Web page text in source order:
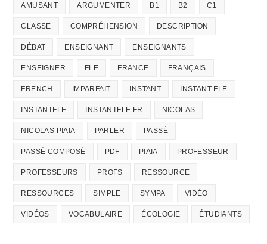
AMUSANT ARGUMENTER B1 B2 C1
CLASSE COMPRÉHENSION DESCRIPTION
DÉBAT ENSEIGNANT ENSEIGNANTS
ENSEIGNER FLE FRANCE FRANÇAIS
FRENCH IMPARFAIT INSTANT INSTANT FLE
INSTANTFLE INSTANTFLE.FR NICOLAS
NICOLAS PIAIA PARLER PASSÉ
PASSÉ COMPOSÉ PDF PIAIA PROFESSEUR
PROFESSEURS PROFS RESSOURCE
RESSOURCES SIMPLE SYMPA VIDÉO
VIDÉOS VOCABULAIRE ÉCOLOGIE ÉTUDIANTS